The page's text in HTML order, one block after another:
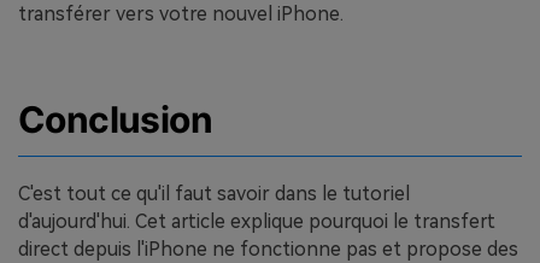
transférer vers votre nouvel iPhone.
Conclusion
C'est tout ce qu'il faut savoir dans le tutoriel
d'aujourd'hui. Cet article explique pourquoi le transfert
direct depuis l'iPhone ne fonctionne pas et propose des